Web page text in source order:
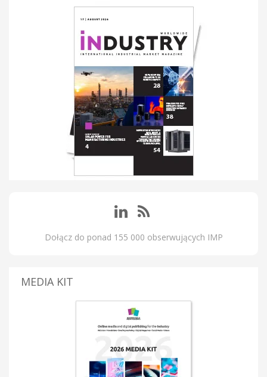
Dołącz do ponad 155 000 obserwujących IMP
MEDIA KIT